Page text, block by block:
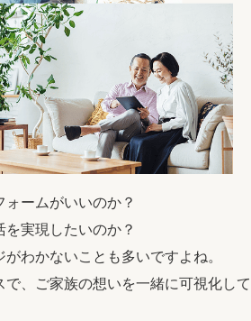
ームがいいのか？
実現したいのか？
わかないことも多いですよね。
、ご家族の想いを一緒に可視化して